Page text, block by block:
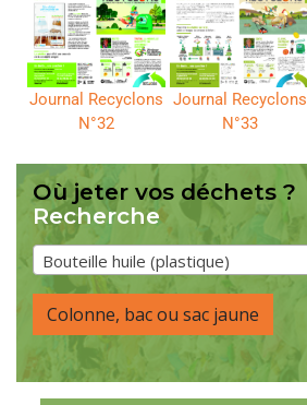
Journal Recyclons
N°32
Journal Recyclons
N°33
Où jeter vos déchets ?
Recherche
Bouteille huile (plastique)
Colonne, bac ou sac jaune